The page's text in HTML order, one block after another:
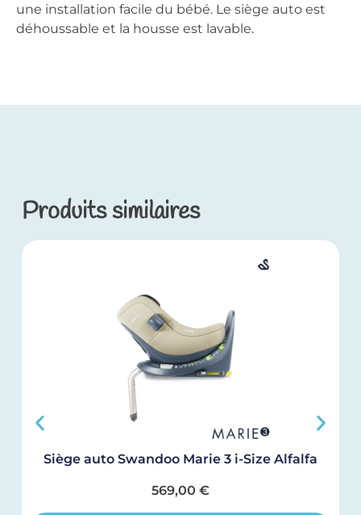
une installation facile du bébé. Le siège auto est
déhoussable et la housse est lavable.
Produits similaires
Siège auto Swandoo Marie 3 i-Size Alfalfa
569,00 €